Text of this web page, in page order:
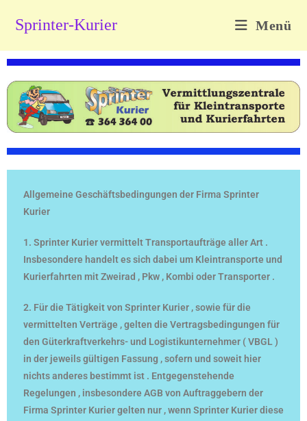
Sprinter-Kurier Menü
Allgemeine Geschäftsbedingungen der Firma Sprinter
Kurier
1. Sprinter Kurier vermittelt Transportaufträge aller Art .
Insbesondere handelt es sich dabei um Kleintransporte und
Kurierfahrten mit Zweirad , Pkw , Kombi oder Transporter .
2. Für die Tätigkeit von Sprinter Kurier , sowie für die
vermittelten Verträge , gelten die Vertragsbedingungen für
den Güterkraftverkehrs- und Logistikunternehmer ( VBGL )
in der jeweils gültigen Fassung , sofern und soweit hier
nichts anderes bestimmt ist . Entgegenstehende
Regelungen , insbesondere AGB von Auftraggebern der
Firma Sprinter Kurier gelten nur , wenn Sprinter Kurier diese